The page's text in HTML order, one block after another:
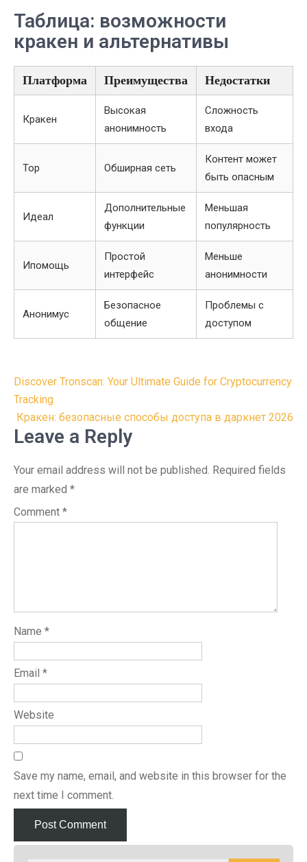
Таблица: возможности
кракен и альтернативы
Платформа Преимущества Недостатки
Кракен
Высокая
анонимность
Сложность
входа
Тор Обширная сеть
Контент может
быть опасным
Идеал
Дополнительные
функции
Меньшая
популярность
Ипомощь
Простой
интерфейс
Меньше
анонимности
Анонимус
Безопасное
общение
Проблемы с
доступом
Post
navigation
Discover Tronscan: Your Ultimate Guide for Cryptocurrency
Tracking
Кракен: безопасные способы доступа в даркнет 2026
Leave a Reply
Your email address will not be published. Required fields
are marked *
Comment *
Name *
Email *
Website
Save my name, email, and website in this browser for the
next time I comment.